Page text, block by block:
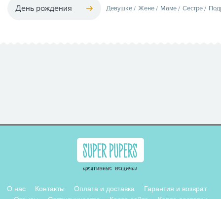
День рождения Девушке Жене Маме Сестре
О нас Контакты Оплата и доставка
Гарантия и возврат